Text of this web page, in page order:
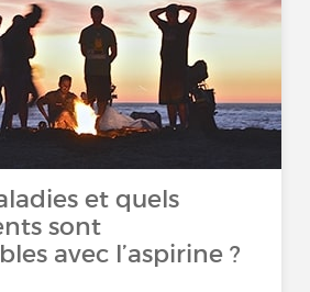
et quels
sont
avec l’aspirine ?